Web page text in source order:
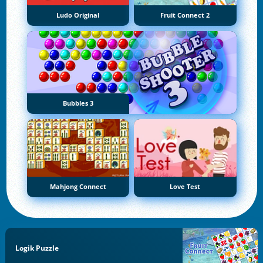
Ludo Original Fruit Connect 2
Bubbles 3
Mahjong Connect Love Test
Logik Puzzle